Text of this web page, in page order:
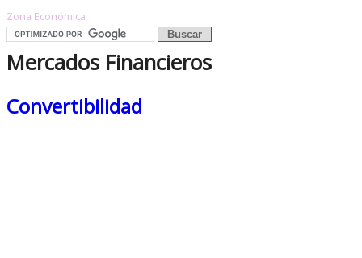
Zona Económica
Mercados Financieros
Convertibilidad